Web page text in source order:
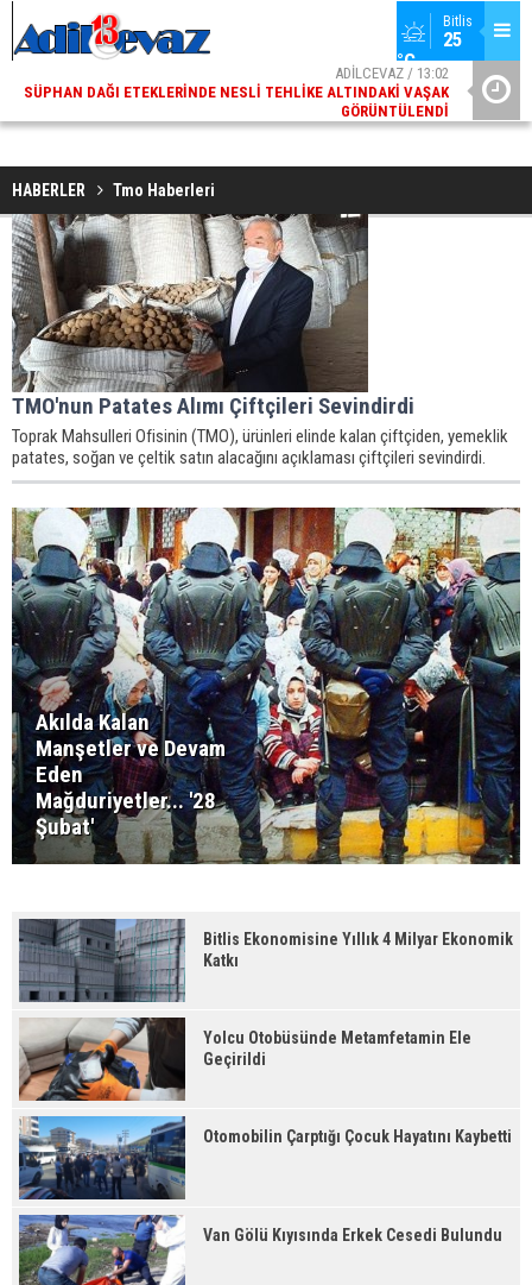
Bitlis
25
°C
ADİLCEVAZ / 13:02
SÜPHAN DAĞI ETEKLERINDE NESLI TEHLIKE ALTINDAKI VAŞAK
GÖRÜNTÜLENDI
HABERLER Tmo Haberleri
TMO'nun Patates Alımı Çiftçileri Sevindirdi
Toprak Mahsulleri Ofisinin (TMO), ürünleri elinde kalan çiftçiden, yemeklik
patates, soğan ve çeltik satın alacağını açıklaması çiftçileri sevindirdi.
Akılda Kalan
Manşetler ve Devam
Eden
Mağduriyetler... '28
Şubat'
Bitlis Ekonomisine Yıllık 4 Milyar Ekonomik
Katkı
Yolcu Otobüsünde Metamfetamin Ele
Geçirildi
Otomobilin Çarptığı Çocuk Hayatını Kaybetti
Van Gölü Kıyısında Erkek Cesedi Bulundu